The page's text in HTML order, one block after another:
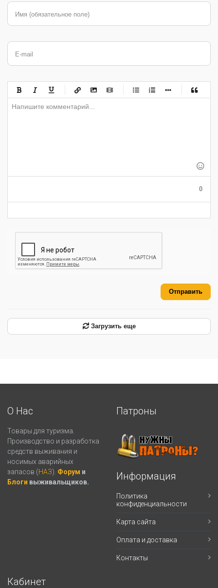
Имя (обязательное поле)
E-mail
-
-
-
0
Отправить
Загрузить еще
О Нас
Товары для туризма.
Производство и разработка
средств выживания и
носимых аварийных
запасов (НАЗ). Форум и
Блоги выживальщиков.
Патроны
Информация
Политика
конфиденциальности
Карта сайта
Оплата и доставка
Контакты
Кабинет